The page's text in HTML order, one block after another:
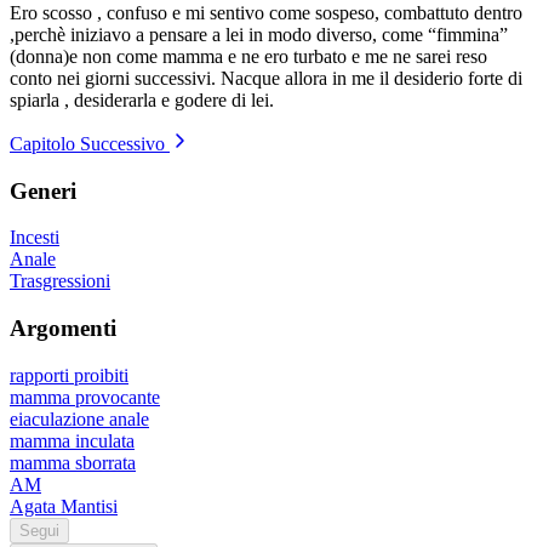
Ero scosso , confuso e mi sentivo come sospeso, combattuto dentro
,perchè iniziavo a pensare a lei in modo diverso, come “fimmina”
(donna)e non come mamma e ne ero turbato e me ne sarei reso
conto nei giorni successivi. Nacque allora in me il desiderio forte di
spiarla , desiderarla e godere di lei.
Capitolo Successivo
Generi
Incesti
Anale
Trasgressioni
Argomenti
rapporti proibiti
mamma provocante
eiaculazione anale
mamma inculata
mamma sborrata
AM
Agata Mantisi
Segui